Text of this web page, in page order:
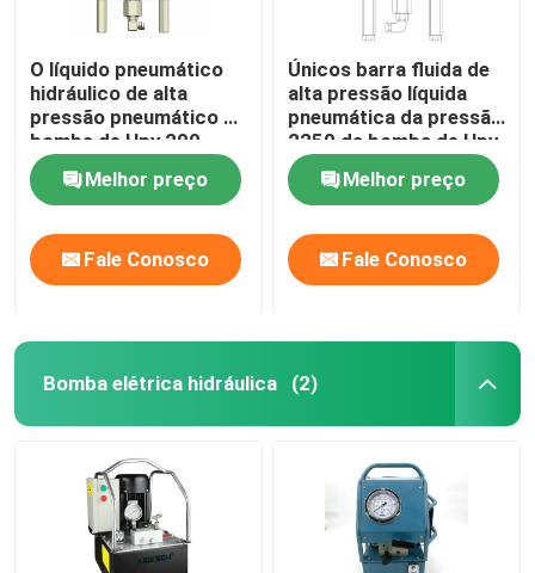
O líquido pneumático
hidráulico de alta
pressão pneumático da
bomba de Hpv 200
bombeia a barra 1974
Melhor preço
Fale Conosco
Únicos barra fluida de
alta pressão líquida
pneumática da pressão
2250 da bomba de Hpv
150
Melhor preço
Fale Conosco
Bomba elétrica hidráulica (2)